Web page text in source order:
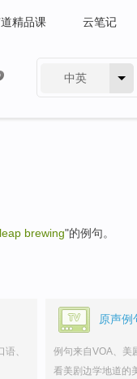
精品课 云笔记
中英
brewing"的例句。
、
原声例
例句来自VOA、美
看美剧边学地道的